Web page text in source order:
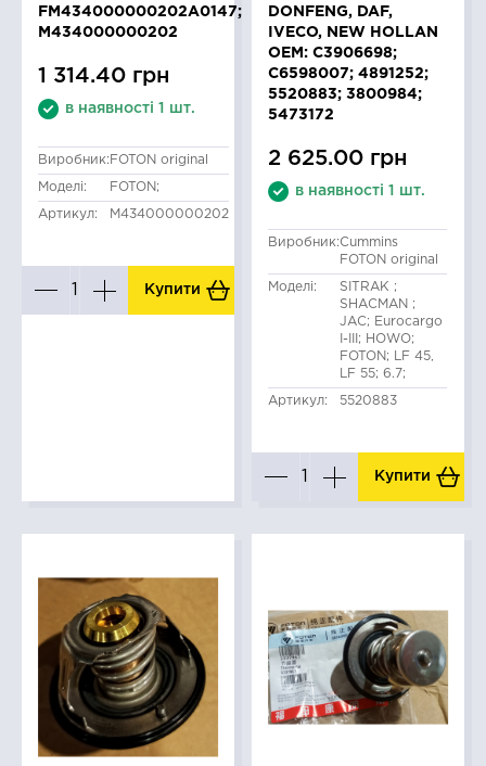
FM434000000202A0147;
M434000000202
1 314.40 грн
в наявності 1 шт.
Виробник: FOTON original
Моделі: FOTON;
Артикул: M434000000202
Купити
DONFENG, DAF,
IVECO, NEW HOLLAN
OEM: C3906698;
C6598007; 4891252;
5520883; 3800984;
5473172
2 625.00 грн
в наявності 1 шт.
Виробник:Cummins
FOTON original
Моделі:
SITRAK ;
SHACMAN ;
JAC; Eurocargo
I-III; HOWO;
FOTON; LF 45,
LF 55; 6.7;
Артикул: 5520883
Купити